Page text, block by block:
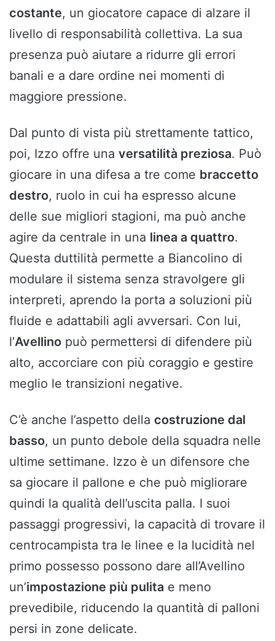
costante, un giocatore capace di alzare il
livello di responsabilità collettiva. La sua
presenza può aiutare a ridurre gli errori
banali e a dare ordine nei momenti di
maggiore pressione.
Dal punto di vista più strettamente tattico,
poi, Izzo offre una versatilità preziosa. Può
giocare in una difesa a tre come braccetto
destro, ruolo in cui ha espresso alcune
delle sue migliori stagioni, ma può anche
agire da centrale in una linea a quattro.
Questa duttilità permette a Biancolino di
modulare il sistema senza stravolgere gli
interpreti, aprendo la porta a soluzioni più
fluide e adattabili agli avversari. Con lui,
l’Avellino può permettersi di difendere più
alto, accorciare con più coraggio e gestire
meglio le transizioni negative.
C’è anche l’aspetto della costruzione dal
basso, un punto debole della squadra nelle
ultime settimane. Izzo è un difensore che
sa giocare il pallone e che può migliorare
quindi la qualità dell’uscita palla. I suoi
passaggi progressivi, la capacità di trovare il
centrocampista tra le linee e la lucidità nel
primo possesso possono dare all’Avellino
un’impostazione più pulita e meno
prevedibile, riducendo la quantità di palloni
persi in zone delicate.